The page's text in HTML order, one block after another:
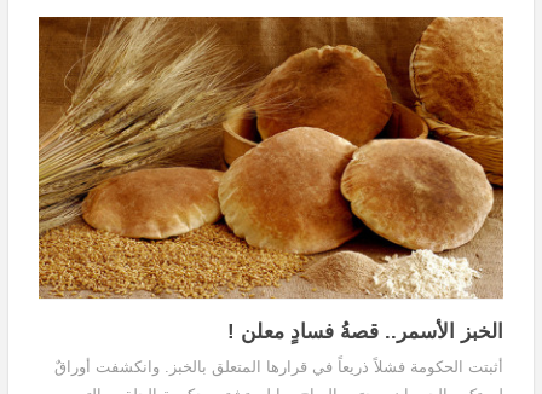
الخبز الأسمر.. قصةُ فسادٍ معلن !
أثبتت الحكومة فشلاً ذريعاً في قرارها المتعلق بالخبز. وانكشفت أوراقٌ